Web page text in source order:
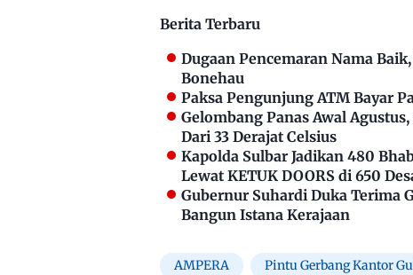
Berita Terbaru
Dugaan Pencemaran Nama
Bonehau
Paksa Pengunjung ATM Bayar
Gelombang Panas Awal
Dari 33 Derajat Celsius
Kapolda Sulbar Jadikan 480
Lewat KETUK DOORS di 650
Gubernur Suhardi Duka Terima
Bangun Istana Kerajaan
AMPERA Pintu Gerbang Kantor